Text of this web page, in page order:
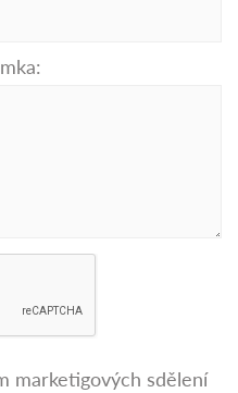
marketigových sdělení